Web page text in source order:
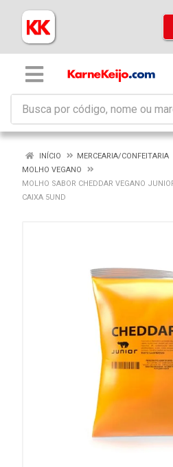
INÍCIO
MERCEARIA/CONFEITARIA
MOLHO VEGANO
MOLHO SABOR CHEDDAR VEGANO
CAIXA 5UND